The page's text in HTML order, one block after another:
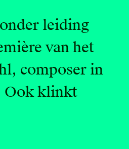
leiding
van het
composer in
Ook klinkt